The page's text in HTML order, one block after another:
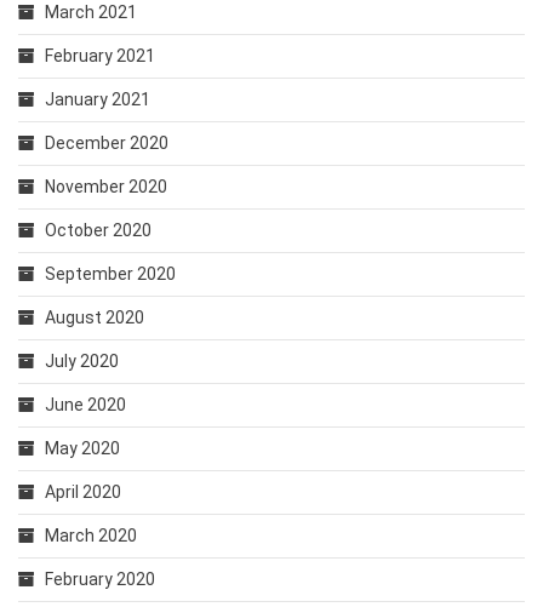
March 2021
February 2021
January 2021
December 2020
November 2020
October 2020
September 2020
August 2020
July 2020
June 2020
May 2020
April 2020
March 2020
February 2020